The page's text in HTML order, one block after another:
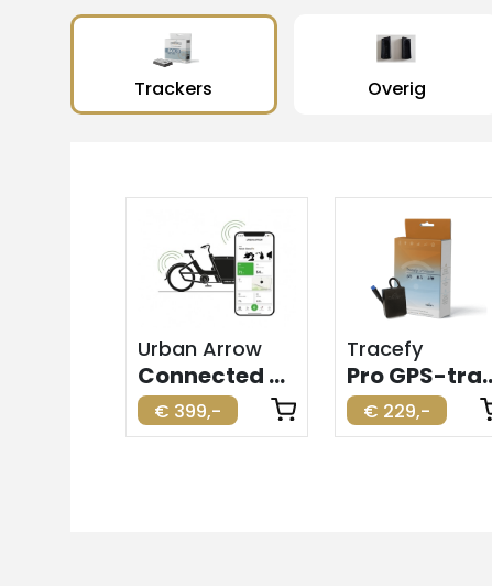
Trackers Overig
Urban Arrow
Connected GPS-tracker BES3
€ 399,-
Tracefy
Pro GPS-
€ 229,-